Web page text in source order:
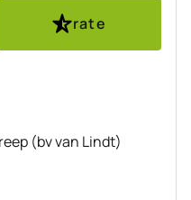
rate
(bv van Lindt)